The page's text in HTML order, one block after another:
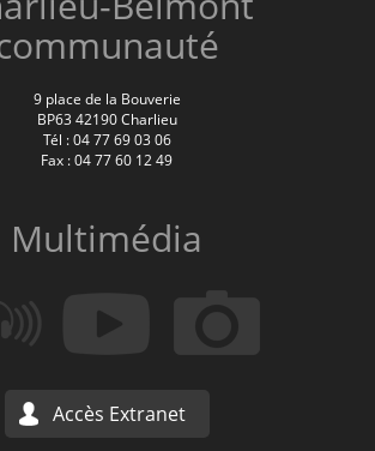
9 place de la Bouverie
BP63 42190 Charlieu
Tél : 04 77 69 03 06
Fax : 04 77 60 12 49
Multimédia
Accès Extranet